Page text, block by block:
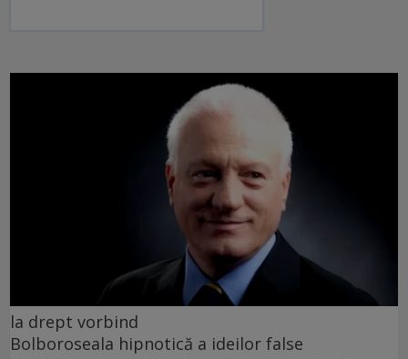
la drept vorbind
Bolboroseala hipnotică a ideilor false